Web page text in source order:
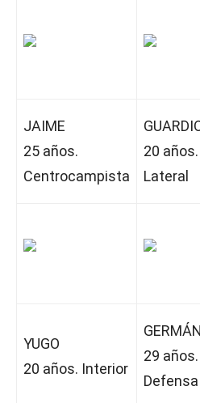
JAIME
25 años.
Centrocampista
20 años.
Lateral
YUGO
20 años. Interior
GERMÁN
29 años.
Defensa